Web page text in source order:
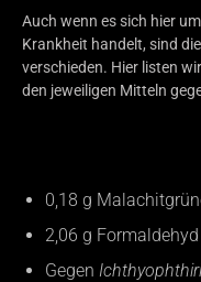
Auch wenn es sich hier
Krankheit handelt, sind
verschieden. Hier listen
den jeweiligen Mitteln
0,18 g
2,06 g
Gegen